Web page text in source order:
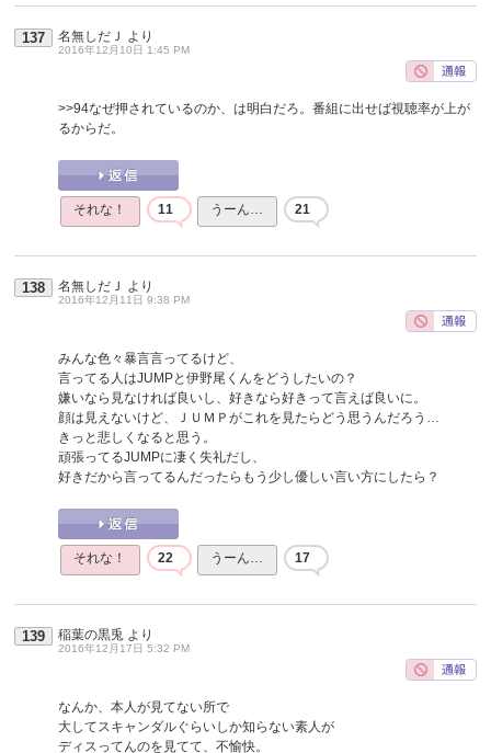
137 名無しだＪ より
2016年12月10日 1:45 PM
>>94なぜ押されているのか、は明白だろ。番組に出せば視聴率が上が
るからだ。
それな！ 11 うーん… 21
138 名無しだＪ より
2016年12月11日 9:38 PM
みんな色々暴言言ってるけど、
言ってる人はJUMPと伊野尾くんをどうしたいの？
嫌いなら見なければ良いし、好きなら好きって言えば良いに。
顔は見えないけど、ＪＵＭＰがこれを見たらどう思うんだろう…
きっと悲しくなると思う。
頑張ってるJUMPに凄く失礼だし、
好きだから言ってるんだったらもう少し優しい言い方にしたら？
それな！ 22 うーん… 17
139 稲葉の黒兎 より
2016年12月17日 5:32 PM
なんか、本人が見てない所で
大してスキャンダルぐらいしか知らない素人が
ディスってんのを見てて、不愉快。